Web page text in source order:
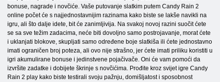
bonuse, nagrade i novčiće. Vaše putovanje slatkim putem Candy Rain 2
online počet će s najjednostavnijim razinama kako biste se lakše navikli na
igru, ali što dalje idete, bit će zanimljivija. Na svakoj novoj razini suočit ćete
se sa sve težim zadacima, neće biti dovoljno samo postrojavanje, morat ćete
i uklanjati blokove, skupljati samo određene boje slatkiša ili ćete jednostavno
imati ograničen broj poteza, ali ovo nije strašno, jer ćete imati priliku koristiti u
igri akumulirane bonuse i jedinstvene pojačivače. Oni će vam pomoći da
izvršite zadatke i dobijete škrinje s novčićima. Prođite kroz svijet igre Candy
Rain 2 play kako biste testirali svoju pažnju, domišljatost i sposobnost